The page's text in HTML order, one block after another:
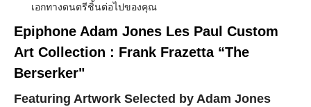
เอกทางดนตรีชิ้นต่อไปของคุณ
Epiphone Adam Jones Les Paul Custom
Art Collection : Frank Frazetta “The
Berserker"
Featuring Artwork Selected by Adam Jones